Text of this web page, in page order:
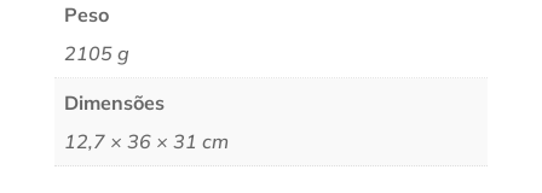
Peso
2105 g
Dimensões
12,7 × 36 × 31 cm